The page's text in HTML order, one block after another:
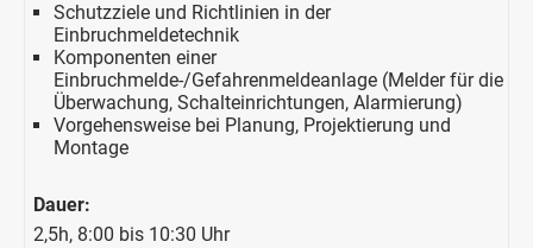
Schutzziele und Richtlinien in der
Einbruchmeldetechnik
Komponenten einer
Einbruchmelde-/Gefahrenmeldeanlage (Melder für die
Überwachung, Schalteinrichtungen, Alarmierung)
Vorgehensweise bei Planung, Projektierung und
Montage
Dauer:
2,5h, 8:00 bis 10:30 Uhr